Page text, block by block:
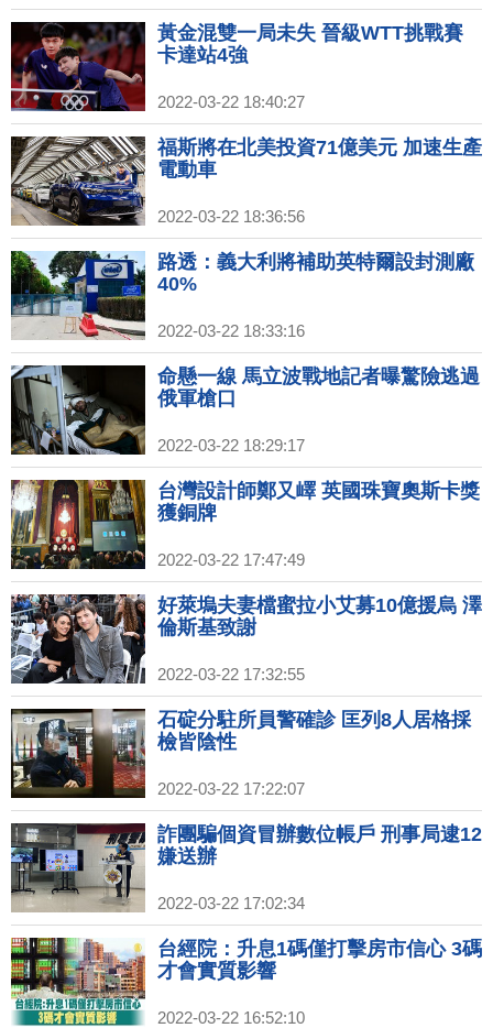
黃金混雙一局未失 晉級WTT挑戰賽
卡達站4強
2022-03-22 18:40:27
福斯將在北美投資71億美元 加速生產
電動車
2022-03-22 18:36:56
路透：義大利將補助英特爾設封測廠
40%
2022-03-22 18:33:16
命懸一線 馬立波戰地記者曝驚險逃過
俄軍槍口
2022-03-22 18:29:17
台灣設計師鄭又嶧 英國珠寶奧斯卡獎
獲銅牌
2022-03-22 17:47:49
好萊塢夫妻檔蜜拉小艾募10億援烏 澤
倫斯基致謝
2022-03-22 17:32:55
石碇分駐所員警確診 匡列8人居格採
檢皆陰性
2022-03-22 17:22:07
詐團騙個資冒辦數位帳戶 刑事局逮12
嫌送辦
2022-03-22 17:02:34
台經院：升息1碼僅打擊房市信心 3碼
才會實質影響
2022-03-22 16:52:10